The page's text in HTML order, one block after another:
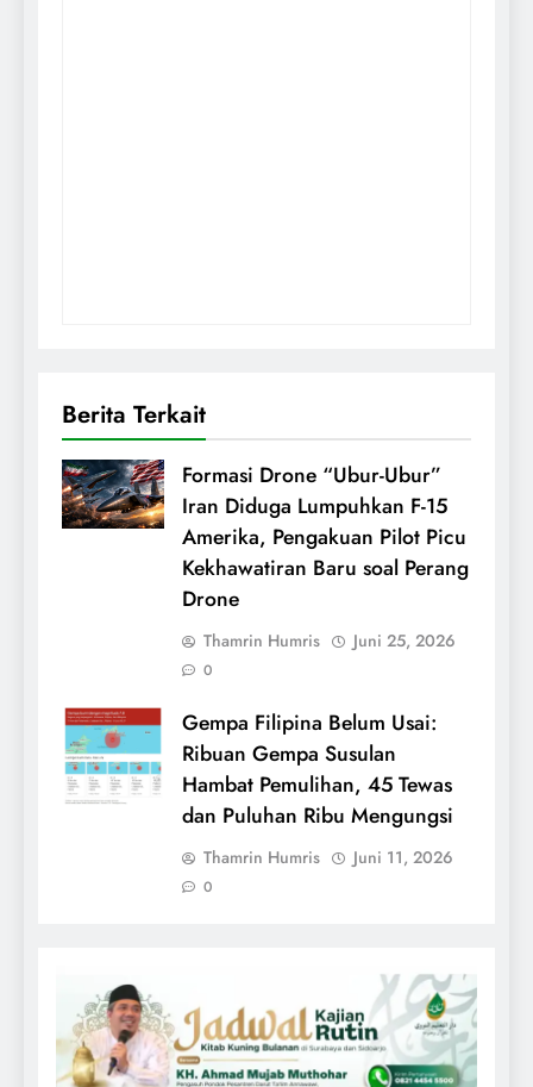
Berita Terkait
Formasi Drone “Ubur-Ubur”
Iran Diduga Lumpuhkan F-15
Amerika, Pengakuan Pilot Picu
Kekhawatiran Baru soal Perang
Drone
Thamrin Humris Juni 25, 2026
0
Gempa Filipina Belum Usai:
Ribuan Gempa Susulan
Hambat Pemulihan, 45 Tewas
dan Puluhan Ribu Mengungsi
Thamrin Humris Juni 11, 2026
0